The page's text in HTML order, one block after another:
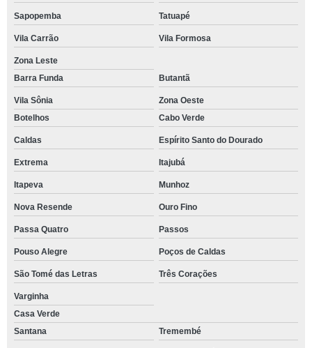
Sapopemba Tatuapé
Vila Carrão Vila Formosa
Zona Leste
Barra Funda
Butantã
Vila Sônia
Zona Oeste
Botelhos
Cabo Verde
Caldas Espírito Santo do Dourado
Extrema Itajubá
Itapeva Munhoz
Nova Resende Ouro Fino
Passa Quatro Passos
Pouso Alegre Poços de Caldas
São Tomé das Letras Três Corações
Varginha
Casa Verde
Santana
Tremembé